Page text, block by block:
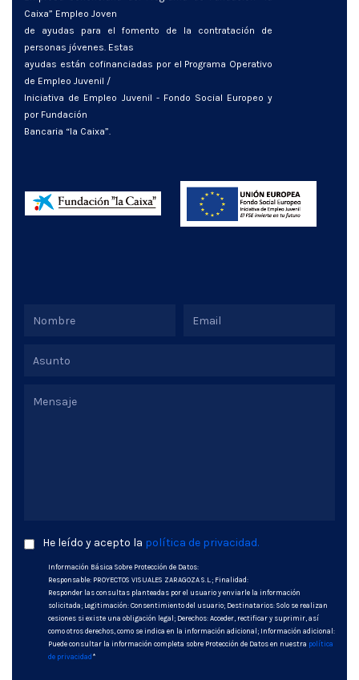
Caixa” Empleo Joven
de ayudas para el fomento de la contratación de
personas jóvenes. Estas
ayudas están cofinanciadas por el Programa Operativo
de Empleo Juvenil /
Iniciativa de Empleo Juvenil - Fondo Social Europeo y
por Fundación
Bancaria “la Caixa”.
He leído y acepto la política de privacidad.
Información Básica Sobre Protección de Datos:
Responsable: PROYECTOS VISUALES ZARAGOZA S.L.; Finalidad:
Responder las consultas planteadas por el usuario y enviarle la información
solicitada; Legitimación: Consentimiento del usuario; Destinatarios: Solo se realizan
cesiones si existe una obligación legal; Derechos: Acceder, rectificar y suprimir, así
como otros derechos, como se indica en la información adicional; Información adicional:
Puede consultar la información completa sobre Protección de Datos en nuestra política
de privacidad *